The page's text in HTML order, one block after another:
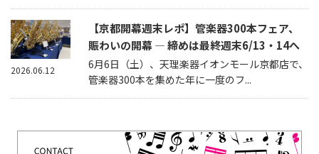
【京都開幕週末レポ】管楽器300本フェア、
賑わいの開幕 — 締めは最終週末6/13・14へ
6月6日（土）、天理楽器イオンモール京都店で、
管楽器300本を集めた年に一度のフ...
2026.06.12